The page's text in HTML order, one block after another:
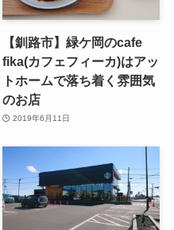
【釧路市】緑ケ岡のcafe
fika(カフェフィーカ)はアッ
トホームで落ち着く雰囲気
のお店
2019年6月11日